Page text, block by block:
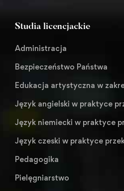
Studia licencjackie
Administracja
Bezpieczeństwo Państwa
Edukacja artystyczna w
Język angielski w praktyce
Język niemiecki w praktyce
Język czeski w praktyce
Pedagogika
Pielęgniarstwo